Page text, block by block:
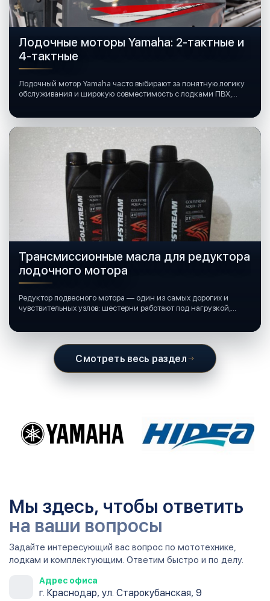
Лодочные моторы Yamaha: 2-тактные и
4-тактные
Лодочный мотор Yamaha часто выбирают за понятную логику
обслуживания и широкую совместимость с лодками ПВХ,
Трансмиссионные масла для редуктора
лодочного мотора
Редуктор подвесного мотора — один из самых дорогих и
чувствительных узлов: шестерни работают под нагрузкой,
Смотреть весь раздел
Мы здесь, чтобы ответить
на ваши вопросы
Задайте интересующий вас вопрос по мототехнике,
лодкам и комплектующим. Ответим быстро и по делу.
Адрес офиса
г. Краснодар, ул. Старокубанская, 9